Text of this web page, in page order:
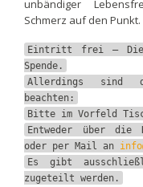
unbändiger
Schmerz auf den Punkt.
Eintritt frei – Die
Spende.
Allerdings sind
beachten:
Bitte im Vorfeld
Entweder über die
oder per Mail an
Es gibt
zugeteilt werden.